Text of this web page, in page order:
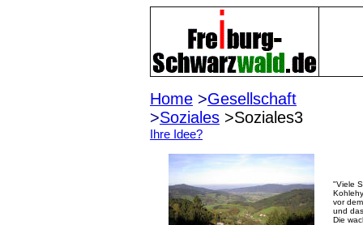
Home >Gesellschaft
>Soziales >Soziales3
Ihre Idee?
"Viele
vor
und
Die